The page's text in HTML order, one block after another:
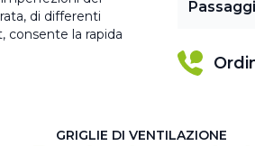
di differenti
consente la rapida
GRIGLIE DI VENTILAZIONE